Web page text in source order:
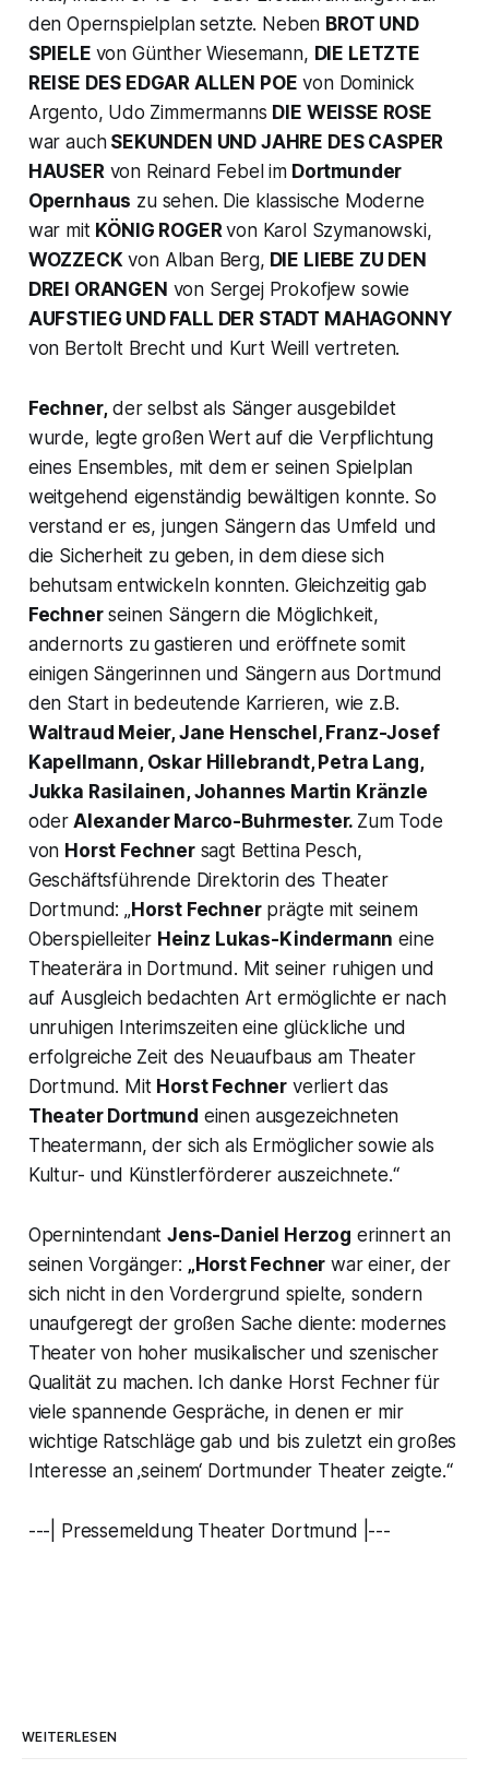
den Opernspielplan setzte. Neben BROT UND
SPIELE von Günther Wiesemann, DIE LETZTE
REISE DES EDGAR ALLEN POE von Dominick
Argento, Udo Zimmermanns DIE WEISSE ROSE
war auchSEKUNDEN UND JAHRE DES CASPER
HAUSER von Reinard Febel im Dortmunder
Opernhaus zu sehen. Die klassische Moderne
war mit KÖNIG ROGER von Karol Szymanowski,
WOZZECK von Alban Berg, DIE LIEBE ZU DEN
DREI ORANGEN von Sergej Prokofjew sowie
AUFSTIEG UND FALL DER STADT MAHAGONNY
von Bertolt Brecht und Kurt Weill vertreten.
Fechner,der selbst als Sänger ausgebildet
wurde, legte großen Wert auf die Verpflichtung
eines Ensembles, mit dem er seinen Spielplan
weitgehend eigenständig bewältigen konnte. So
verstand er es, jungen Sängern das Umfeld und
die Sicherheit zu geben, in dem diese sich
behutsam entwickeln konnten. Gleichzeitig gab
Fechnerseinen Sängern die Möglichkeit,
andernorts zu gastieren und eröffnete somit
einigen Sängerinnen und Sängern aus Dortmund
den Start in bedeutende Karrieren, wie z.B.
Waltraud Meier, Jane Henschel, Franz-Josef
Kapellmann, Oskar Hillebrandt, Petra Lang,
Jukka Rasilainen, Johannes Martin Kränzle
oder Alexander Marco-Buhrmester. Zum Tode
von Horst Fechnersagt Bettina Pesch,
Geschäftsführende Direktorin des Theater
Dortmund:„Horst Fechnerprägte mit seinem
Oberspielleiter Heinz Lukas-Kindermann eine
Theaterära in Dortmund. Mit seiner ruhigen und
auf Ausgleich bedachten Art ermöglichte er nach
unruhigen Interimszeiten eine glückliche und
erfolgreiche Zeit des Neuaufbaus am Theater
Dortmund. Mit Horst Fechner verliert das
Theater Dortmund einen ausgezeichneten
Theatermann, der sich als Ermöglicher sowie als
Kultur- und Künstlerförderer auszeichnete.“
OpernintendantJens-Daniel Herzog erinnert an
seinen Vorgänger: „Horst Fechner war einer, der
sich nicht in den Vordergrund spielte, sondern
unaufgeregt der großen Sache diente: modernes
Theater von hoher musikalischer und szenischer
Qualität zu machen. Ich danke Horst Fechner für
viele spannende Gespräche, in denen er mir
wichtige Ratschläge gab und bis zuletzt ein großes
Interesse an ‚seinem‘ Dortmunder Theater zeigte.“
---| Pressemeldung Theater Dortmund |---
WEITERLESEN